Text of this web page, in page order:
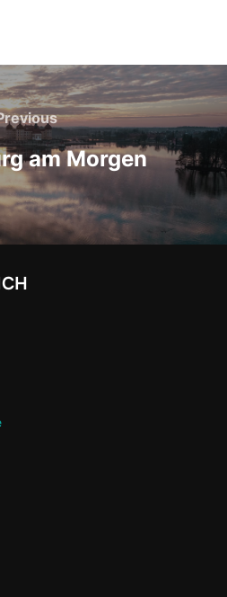
Previous
am Morgen